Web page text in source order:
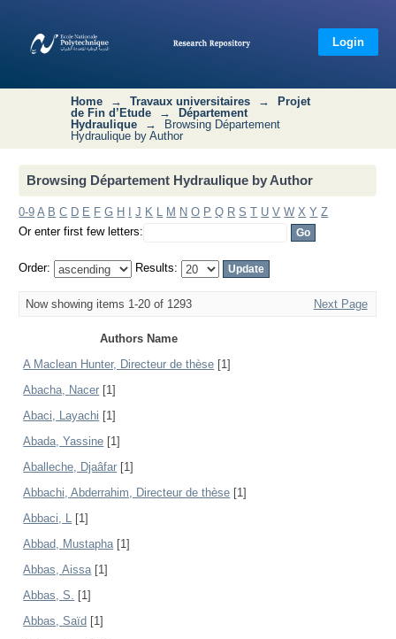
Author
Login
Home → Travaux universitaires →
Projet
de Fin d’Etude
→
Département
Hydraulique
→
Browsing Département
Hydraulique by Author
Browsing Département Hydraulique by Author
0-9 A B C D E F G H J K L M N O P Q R S T U V W X Y Z
Or enter first few letters:
Order: Results:
Now showing items 1-20 of 1293 Next Page
Authors Name
A Maclean Hunter, Directeur de thèse [1]
Abacha, Nacer [1]
Abaci, Layachi [1]
Abada, Yassine [1]
Aballeche, Djaâfar [1]
Abbachi, Abderrahim, Directeur de thèse [1]
Abbaci, L [1]
Abbad, Mustapha[1]
Abbas, Aissa[1]
Abbas, S. [1]
Abbas, Saïd [1]